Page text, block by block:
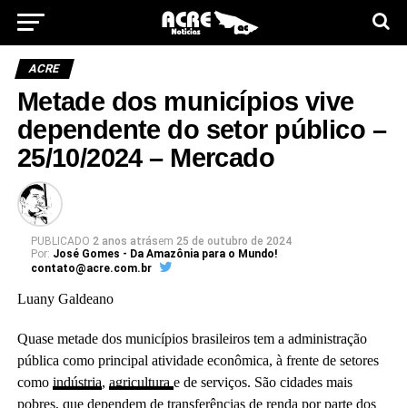
ACRE
Metade dos municípios vive
dependente do setor público –
25/10/2024 – Mercado
PUBLICADO 2 anos atrásem 25 de outubro de 2024
Por: José Gomes - Da Amazônia para o Mundo!
contato@acre.com.br
Luany Galdeano
Quase metade dos municípios brasileiros tem a administração
pública como principal atividade econômica, à frente de setores
como indústria, agricultura e de serviços. São cidades mais
pobres, que dependem de transferências de renda por parte dos